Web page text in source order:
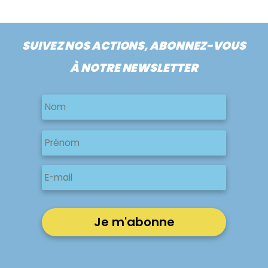
SUIVEZ NOS ACTIONS, ABONNEZ-VOUS
À NOTRE NEWSLETTER
Nom
Nom
Nom
Prénom
E-
mail